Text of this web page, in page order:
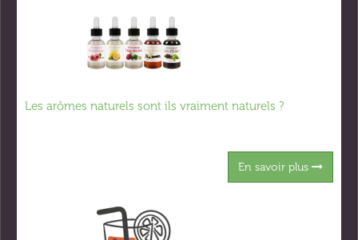
Les arômes naturels sont ils vraiment naturels ?
En savoir plus